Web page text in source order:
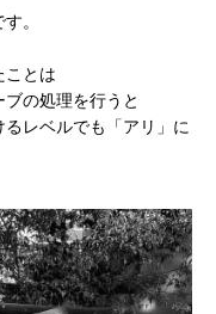
。
とは
の処理を行うと
レベルでも「アリ」に